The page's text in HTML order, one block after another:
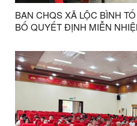
BAN CHQS XÃ LỘC BÌNH
BỐ QUYẾT ĐỊNH MIỄN